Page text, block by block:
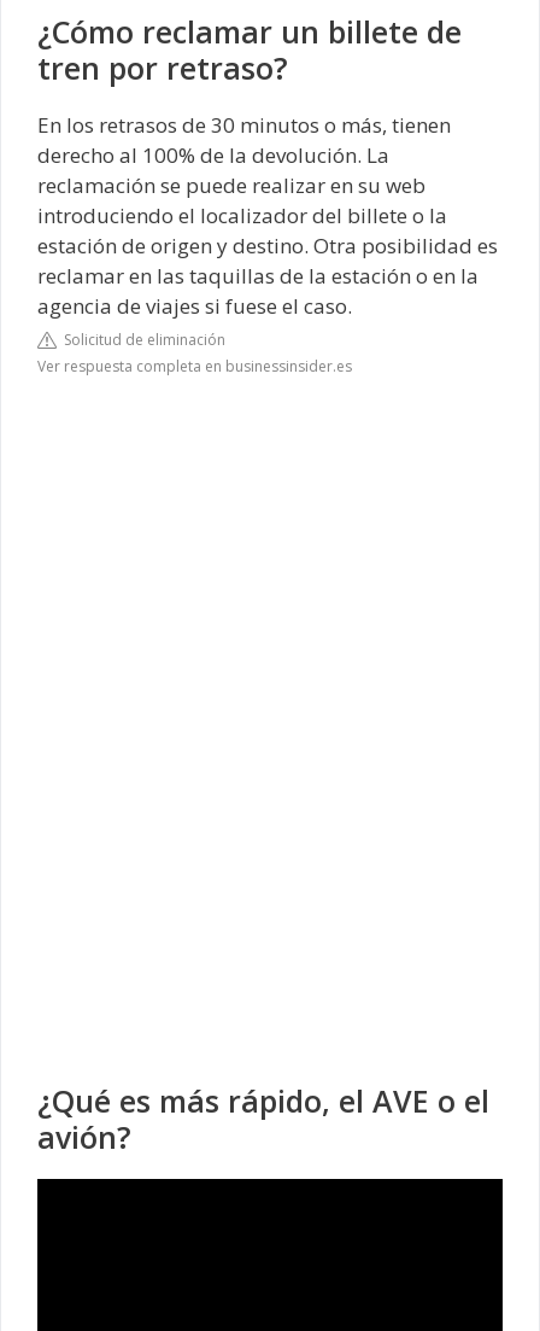
¿Cómo reclamar un billete de
tren por retraso?
En los retrasos de 30 minutos o más, tienen
derecho al 100% de la devolución. La
reclamación se puede realizar en su web
introduciendo el localizador del billete o la
estación de origen y destino. Otra posibilidad es
reclamar en las taquillas de la estación o en la
agencia de viajes si fuese el caso.
Solicitud de eliminación
Ver respuesta completa en businessinsider.es
¿Qué es más rápido, el AVE o el
avión?